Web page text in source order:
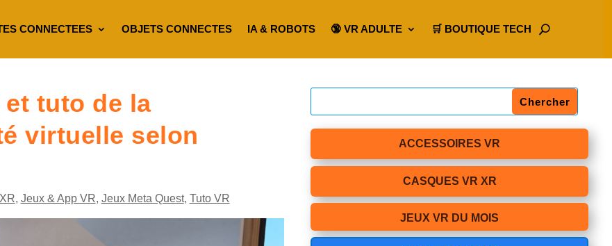
CONNECTEES OBJETS CONNECTES IA & ROBOTS 🔞 VR ADULTE 🛒 BOUTIQUE TECH
tuto de la
virtuelle selon
, Jeux & App VR, Jeux Meta Quest, Tuto VR
ACCESSOIRES VR
CASQUES VR XR
JEUX VR DU MOIS